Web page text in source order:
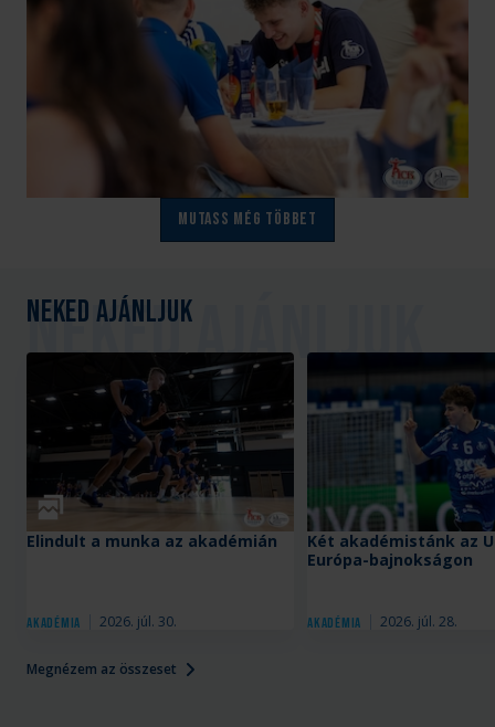
Mutass még többet
Neked ajánljuk
Megnézem az összeset
Galéria
Akadémia 2026. júl. 30.
Elindult a munka az akadémián
Akadémia 2026. júl. 28.
Két akadémistánk az
Európa-bajnokságon